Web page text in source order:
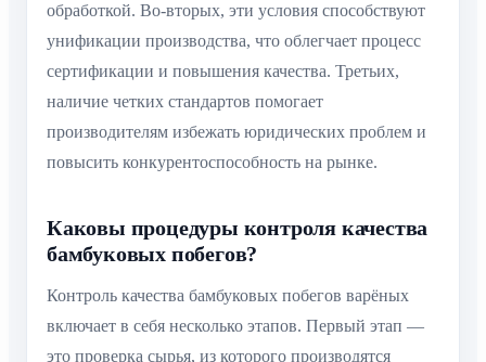
обработкой. Во-вторых, эти условия способствуют
унификации производства, что облегчает процесс
сертификации и повышения качества. Третьих,
наличие четких стандартов помогает
производителям избежать юридических проблем и
повысить конкурентоспособность на рынке.
Каковы процедуры контроля качества
бамбуковых побегов?
Контроль качества бамбуковых побегов варёных
включает в себя несколько этапов. Первый этап —
это проверка сырья, из которого производятся